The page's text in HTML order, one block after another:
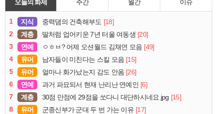
오늘의 화제 주간 월간 이슈
1 지식 중력댐의 건축해부도 [18]
2
계층 딸처럼 업어키운 7년 터울 여동생 [20]
3
연예 ㅇㅎㅂ? 어제 오션월드 김채연 모음 [49]
4
유머 남자들이 미친다는 스킬 모음 [15]
5
유머 얼마나 화가났는지 감도 안옴 [26]
6
연예 과거 파묘되서 현재 난리난 연예인 [6]
7
계층 30점 만점에 29점을 쏘다니 대단하시네요.jpg [15]
8
유머 군종신부가 군대 두 번 가는 이유 [17]